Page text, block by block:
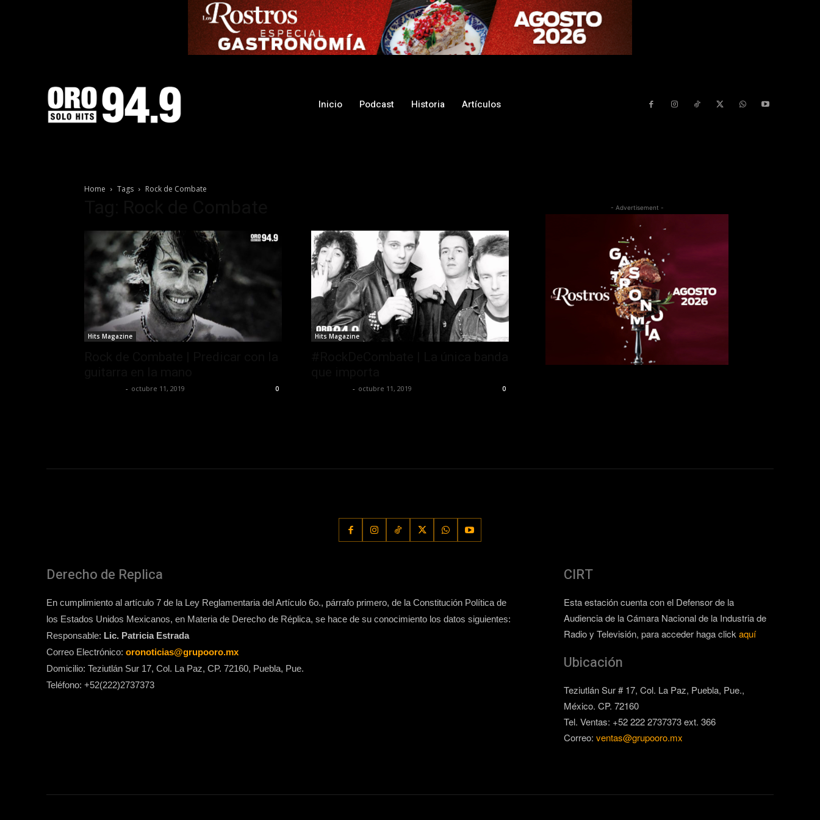
Inicio Podcast Historia Artículos
Home Tags Rock de Combate
Hits Magazine
- octubre 11, 2019 0
Hits Magazine
- octubre 11, 2019 0
- Advertisement -
Derecho de Replica
En cumplimiento al artículo 7 de la Ley Reglamentaria del Artículo 6o., párrafo primero, de la Constitución Política de
los Estados Unidos Mexicanos, en Materia de Derecho de Réplica, se hace de su conocimiento los datos siguientes:
Responsable: Lic. Patricia Estrada
Correo Electrónico: oronoticias@grupooro.mx
Domicilio: Teziutlán Sur 17, Col. La Paz, CP. 72160, Puebla, Pue.
Teléfono: +52(222)2737373
CIRT
Esta estación cuenta con el Defensor de la
Audiencia de la Cámara Nacional de la Industria de
Radio y Televisión, para acceder haga clickaquí
Ubicación
Teziutlán Sur # 17, Col. La Paz, Puebla, Pue.,
México. CP. 72160
Tel. Ventas: +52 222 2737373 ext. 366
Correo: ventas@grupooro.mx